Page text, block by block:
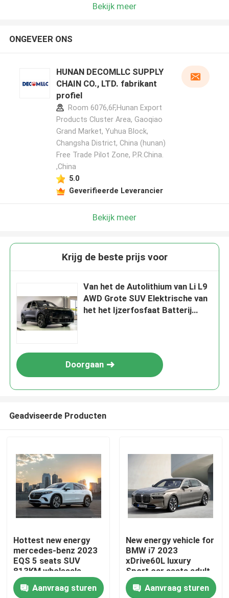
Producten
Over ons
Bekijk meer
ONGEVEER ONS
HUNAN DECOMLLC SUPPLY
CHAIN CO., LTD. fabrikant
profiel
Room 6076,6F,Hunan Export
Products Cluster Area, Gaoqiao
Grand Market, Yuhua Block,
Changsha District, China (hunan)
Free Trade Pilot Zone, P.R.China.
,China
5.0
Geverifieerde Leverancier
Bekijk meer
Krijg de beste prijs voor
Van het de Autolithium van Li L9
AWD Grote SUV Elektrische van
het het Ijzerfosfaat Batterij
Doorgaan
Geadviseerde Producten
Hottest new energy
mercedes-benz 2023
EQS 5 seats SUV
813KM wholesale
mercedes ev electric
ca
Aanvraag sturen
New energy vehicle for
BMW i7 2023
xDrive60L luxury
Sport car seats adult
electric vehicles
Aanvraag sturen